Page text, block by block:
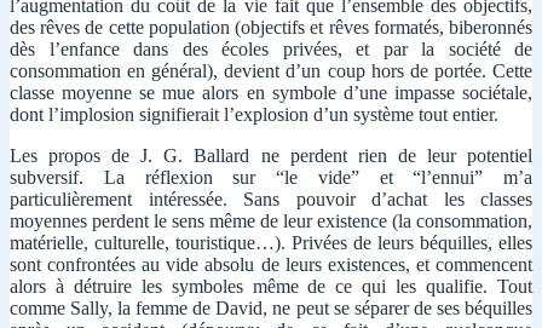
l’augmentation du coût de la vie fait que l’ensemble des objectifs,
des rêves de cette population (objectifs et rêves formatés, biberonnés
dès l’enfance dans des écoles privées, et par la société de
consommation en général), devient d’un coup hors de portée. Cette
classe moyenne se mue alors en symbole d’une impasse sociétale,
dont l’implosion signifierait l’explosion d’un système tout entier.
Les propos de J. G. Ballard ne perdent rien de leur potentiel
subversif. La réflexion sur “le vide” et “l’ennui” m’a
particulièrement intéressée. Sans pouvoir d’achat les classes
moyennes perdent le sens même de leur existence (la consommation,
matérielle, culturelle, touristique…). Privées de leurs béquilles, elles
sont confrontées au vide absolu de leurs existences, et commencent
alors à détruire les symboles même de ce qui les qualifie. Tout
comme Sally, la femme de David, ne peut se séparer de ses béquilles